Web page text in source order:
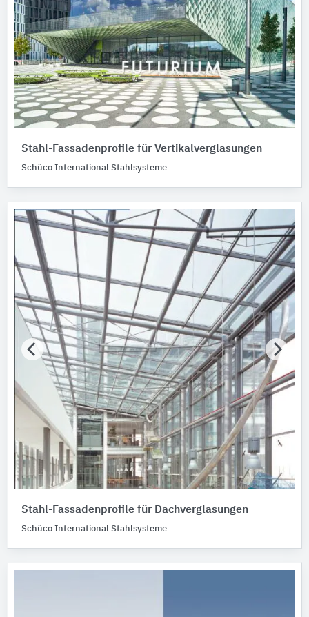
Stahl-Fassadenprofile für Vertikalverglasungen
Schüco International Stahlsysteme
Stahl-Fassadenprofile für Dachverglasungen
Schüco International Stahlsysteme